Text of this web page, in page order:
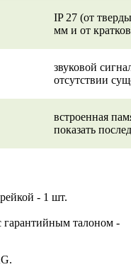
IP 27 (от
мм и от
звуковой
отсутствии
встроенная
показать
- 1 шт.
гарантийным талоном -